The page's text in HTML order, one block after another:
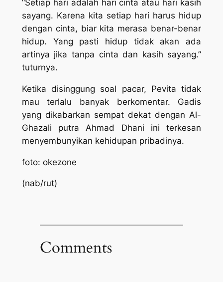
“Setiap hari adalah hari cinta atau hari kasih
sayang. Karena kita setiap hari harus hidup
dengan cinta, biar kita merasa benar-benar
hidup. Yang pasti hidup tidak akan ada
artinya jika tanpa cinta dan kasih sayang.”
tuturnya.
Ketika disinggung soal pacar, Pevita tidak
mau terlalu banyak berkomentar. Gadis
yang dikabarkan sempat dekat dengan Al-
Ghazali putra Ahmad Dhani ini terkesan
menyembunyikan kehidupan pribadinya.
foto: okezone
(nab/rut)
Comments